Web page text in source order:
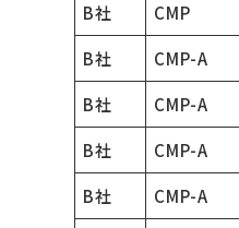
B社
CMP
B社
CMP-A
B社
CMP-A
B社
CMP-A
B社
CMP-A